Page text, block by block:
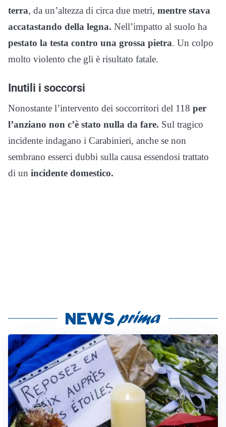
terra, da un’altezza di circa due metri, mentre stava
accatastando della legna. Nell’impatto al suolo ha
pestato la testa contro una grossa pietra. Un colpo
molto violento che gli è risultato fatale.
Inutili i soccorsi
Nonostante l’intervento dei soccorritori del 118 per
l’anziano non c’è stato nulla da fare. Sul tragico
incidente indagano i Carabinieri, anche se non
sembrano esserci dubbi sulla causa essendosi trattato
di un incidente domestico.